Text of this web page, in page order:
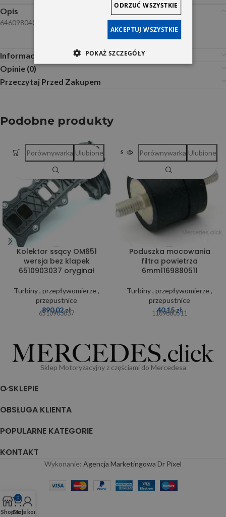
Opis
6460980407
Informacje dodatkowe
Opinie (0)
Przeczytaj Przed Zakupem
Podobne produkty
Kolektor ssący OM651
wersja bez klapek
6510903037 oryginał
Turbiny , przepływomierze ,
przepustnice
890,02zł
6510903037
Porównywarka Ulubione SOLD OUT
Poduszka mocowania
filtra powietrza
6mm1169880511
Turbiny , przepływomierze ,
przepustnice
40,15zł
1169880511
Porównywarka Ulubione
Sklep Motoryzacyjny z częściami do Mercedesa
O SKLEPIE
OBSŁUGA KLIENTA
POPULARNE KATEGORIE
KONTAKT
Wykonanie: Agencja Marketingowa Dr Pixel
Shop
0
Cart
Moje konto
AKCEPTUJ WSZYSTKIE
ODRZUĆ WSZYSTKIE
POKAŻ SZCZEGÓŁY